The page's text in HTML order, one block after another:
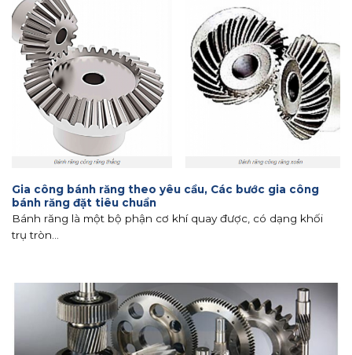
Gia công bánh răng theo yêu cầu, Các bước gia công
bánh răng đặt tiêu chuẩn
Bánh răng là một bộ phận cơ khí quay được, có dạng khối
trụ tròn...